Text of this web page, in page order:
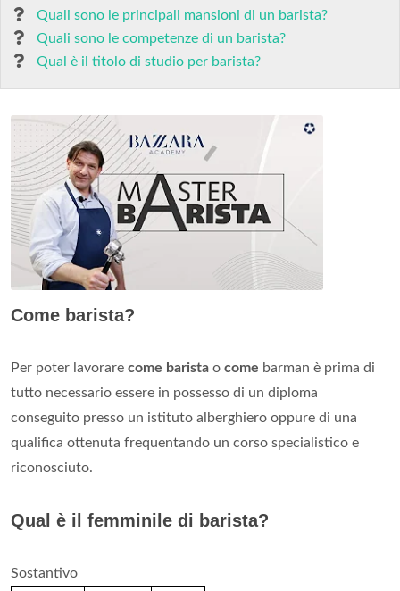
Quali sono le principali mansioni di un barista?
Quali sono le competenze di un barista?
Qual è il titolo di studio per barista?
Come barista?
Per poter lavorare come barista o come barman è prima di
tutto necessario essere in possesso di un diploma
conseguito presso un istituto alberghiero oppure di una
qualifica ottenuta frequentando un corso specialistico e
riconosciuto.
Qual è il femminile di barista?
Sostantivo